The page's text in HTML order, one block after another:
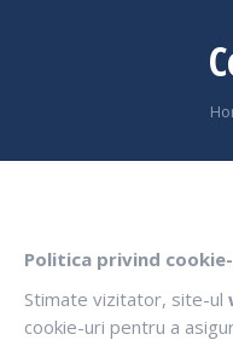
Politica privind
Stimate vizitator, site-ul
cookie-uri pentru a